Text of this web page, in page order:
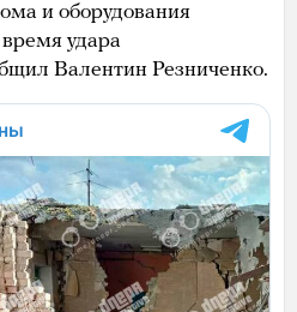
и оборудования
удара
Валентин Резниченко.